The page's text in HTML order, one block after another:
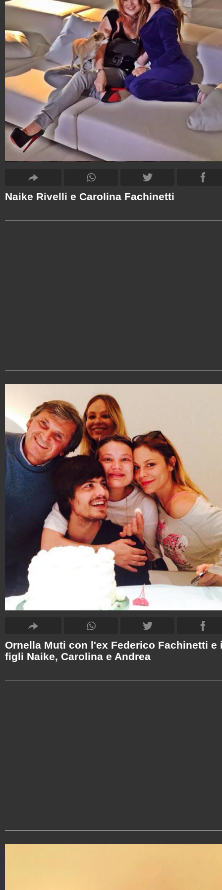
Naike Rivelli e Carolina Fachinetti
Ornella Muti con l'ex Federico Fachinetti e
figli Naike, Carolina e Andrea